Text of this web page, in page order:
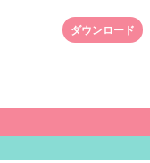
ダウンロード